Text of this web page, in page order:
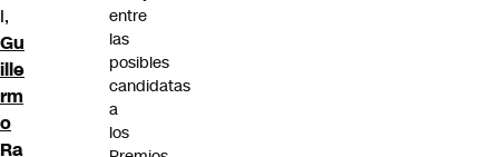
I,
Gu
ille
rm
o
Ra
entre
las
posibles
candidatas
a
los